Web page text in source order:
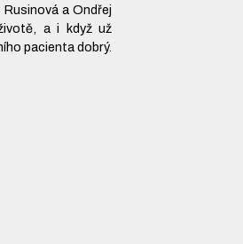
a Ondřej
a i když už
pacienta dobrý.